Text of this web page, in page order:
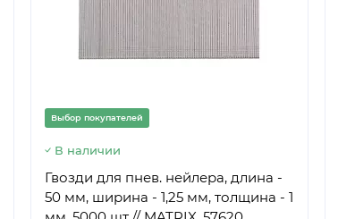
Выбор покупателей
В наличии
Гвозди для пнев. нейлера, длина -
50 мм, ширина - 1,25 мм, толщина - 1